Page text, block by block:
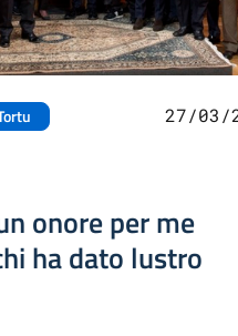
27/03/
onore per me
ha dato lustro